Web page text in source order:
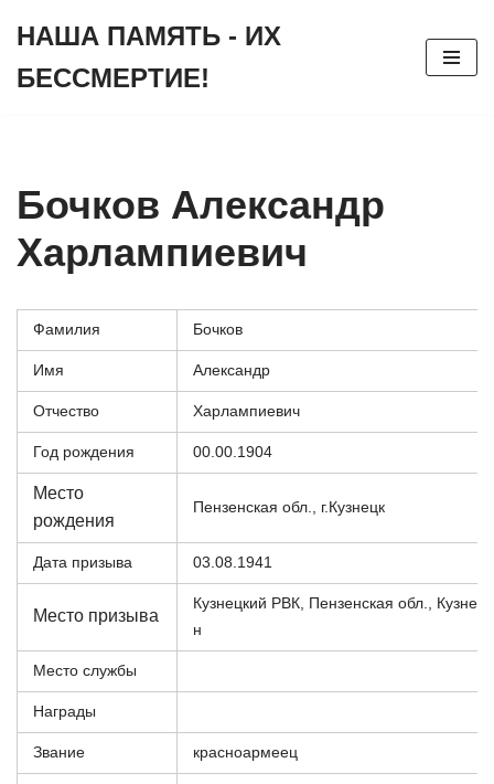
к
НАША ПАМЯТЬ - ИХ
БЕССМЕРТИЕ!
Бочков Александр
Харлампиевич
Фамилия Бочков
Имя Александр
Отчество Харлампиевич
Год рождения 00.00.1904
Место
рождения
Пензенская обл., г.Кузнецк
Дата призыва 03.08.1941
Место призыва
Кузнецкий РВК, Пензенская обл.,
н
Место службы
Награды
Звание красноармеец